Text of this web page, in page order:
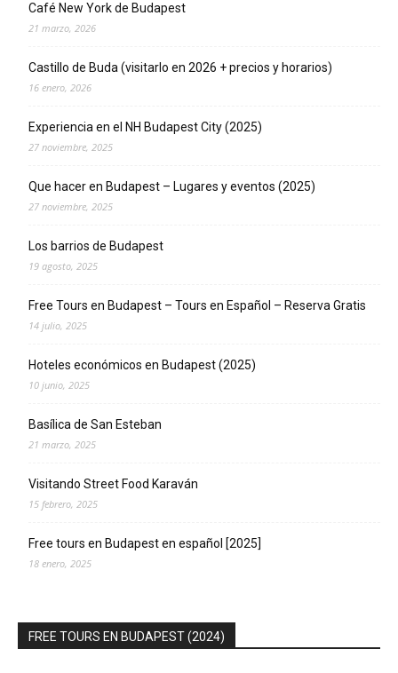
Café New York de Budapest
21 marzo, 2026
Castillo de Buda (visitarlo en 2026 + precios y horarios)
16 enero, 2026
Experiencia en el NH Budapest City (2025)
27 noviembre, 2025
Que hacer en Budapest – Lugares y eventos (2025)
27 noviembre, 2025
Los barrios de Budapest
19 agosto, 2025
Free Tours en Budapest – Tours en Español – Reserva Gratis
14 julio, 2025
Hoteles económicos en Budapest (2025)
10 junio, 2025
Basílica de San Esteban
21 marzo, 2025
Visitando Street Food Karaván
15 febrero, 2025
Free tours en Budapest en español [2025]
18 enero, 2025
FREE TOURS EN BUDAPEST (2024)